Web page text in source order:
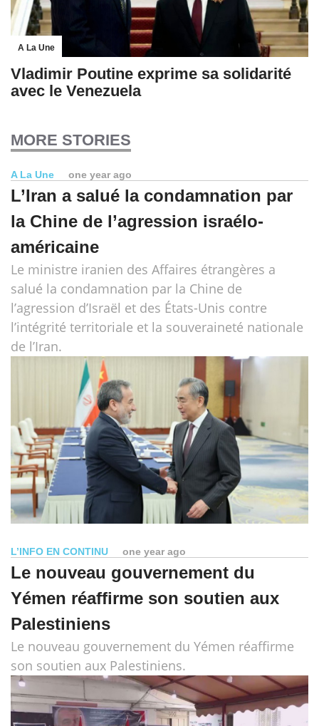
A La Une
Vladimir Poutine exprime sa solidarité
avec le Venezuela
MORE STORIES
A La Une one year ago
L’Iran a salué la condamnation par
la Chine de l’agression israélo-
américaine
Le ministre iranien des Affaires étrangères a
salué la condamnation par la Chine de
l’agression d’Israël et des États-Unis contre
l’intégrité territoriale et la souveraineté nationale
de l’Iran.
L’INFO EN CONTINU one year ago
Le nouveau gouvernement du
Yémen réaffirme son soutien aux
Palestiniens
Le nouveau gouvernement du Yémen réaffirme
son soutien aux Palestiniens.